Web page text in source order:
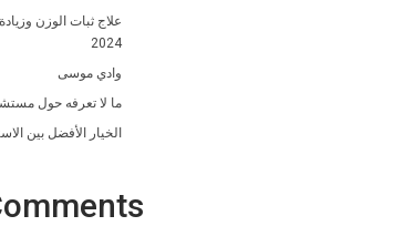
علاج ثبات الوزن
2024
وادي موسى
ما لا تعرفه حول
الخيار الأفضل بين